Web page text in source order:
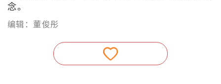
念。
编辑：董俊彤